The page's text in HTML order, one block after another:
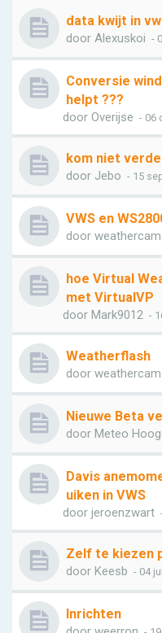
data kwijt in
door Alexuskoi -
Conversie
helpt ???
door Overijse - 06
kom niet
door Jebo - 15
VWS en
door weathercam
hoe Virtual
met VirtualVP
door Mark9012 -
Weatherflash
door weathercam
Nieuwe Beta
door Meteo
Davis
uiken in VWS
door jeroenzwart
Zelf te kiezen
door Keesb - 04
Inrichten